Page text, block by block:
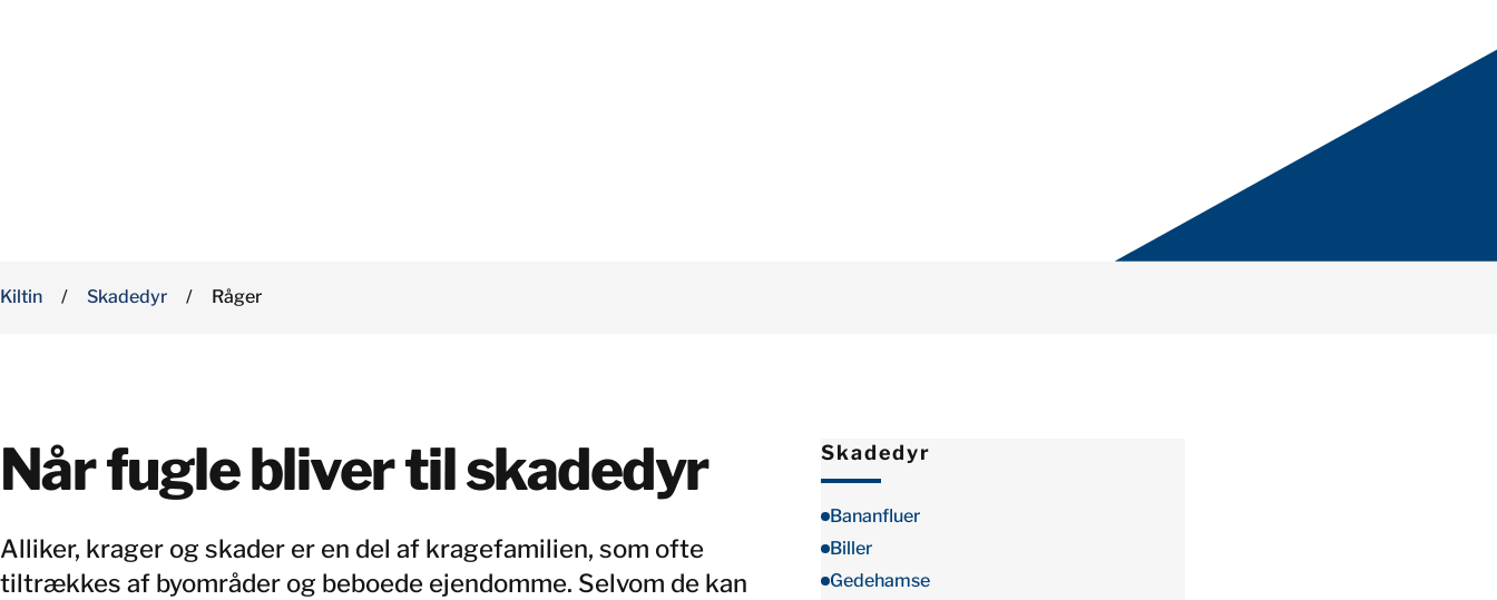
Kiltin / Skadedyr / Råger
Skadedyr
Bananfluer
Biller
Gedehamse
Når fugle bliver til skadedyr
Alliker, krager og skader er en del af kragefamilien, som ofte
tiltrækkes af byområder og beboede ejendomme. Selvom de kan